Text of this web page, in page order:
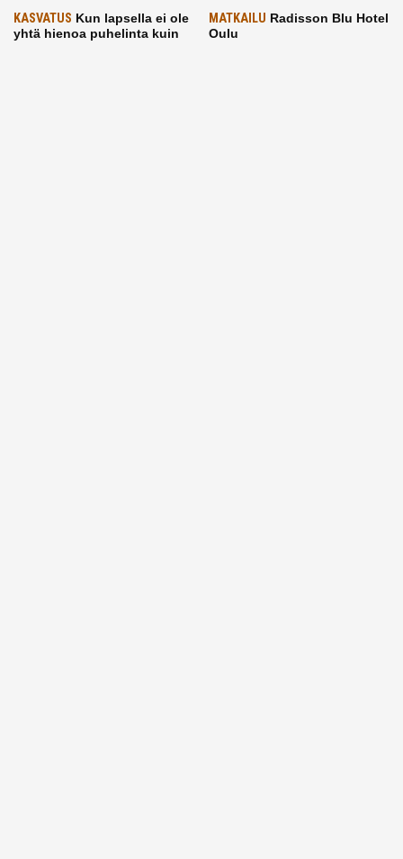
KASVATUS Kun lapsella ei ole
yhtä hienoa puhelinta kuin
MATKAILU Radisson Blu Hotel
Oulu